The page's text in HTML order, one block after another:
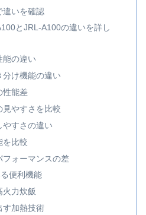
違いを確認
とJRL-A100の違いを詳し
能の違い
け機能の違い
性能差
やすさを比較
やすさの違い
を比較
ォーマンスの差
便利機能
火力炊飯
す加熱技術